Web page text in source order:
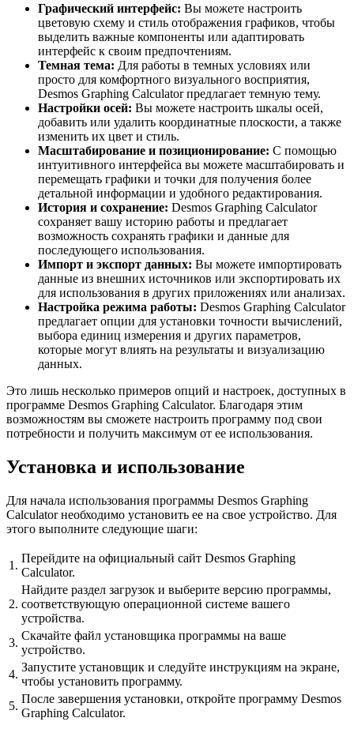
Графический интерфейс: Вы можете настроить
цветовую схему и стиль отображения графиков, чтобы
выделить важные компоненты или адаптировать
интерфейс к своим предпочтениям.
Темная тема: Для работы в темных условиях или
просто для комфортного визуального восприятия,
Desmos Graphing Calculator предлагает темную тему.
Настройки осей: Вы можете настроить шкалы осей,
добавить или удалить координатные плоскости, а также
изменить их цвет и стиль.
Масштабирование и позиционирование: С помощью
интуитивного интерфейса вы можете масштабировать и
перемещать графики и точки для получения более
детальной информации и удобного редактирования.
История и сохранение: Desmos Graphing Calculator
сохраняет вашу историю работы и предлагает
возможность сохранять графики и данные для
последующего использования.
Импорт и экспорт данных: Вы можете импортировать
данные из внешних источников или экспортировать их
для использования в других приложениях или анализах.
Настройка режима работы: Desmos Graphing Calculator
предлагает опции для установки точности вычислений,
выбора единиц измерения и других параметров,
которые могут влиять на результаты и визуализацию
данных.
Это лишь несколько примеров опций и настроек, доступных в
программе Desmos Graphing Calculator. Благодаря этим
возможностям вы сможете настроить программу под свои
потребности и получить максимум от ее использования.
Установка и использование
Для начала использования программы Desmos Graphing
Calculator необходимо установить ее на свое устройство. Для
этого выполните следующие шаги:
1.
Перейдите на официальный сайт Desmos Graphing
Calculator.
2.
Найдите раздел загрузок и выберите версию программы,
соответствующую операционной системе вашего
устройства.
3.
Скачайте файл установщика программы на ваше
устройство.
4.
Запустите установщик и следуйте инструкциям на экране,
чтобы установить программу.
5.
После завершения установки, откройте программу Desmos
Graphing Calculator.